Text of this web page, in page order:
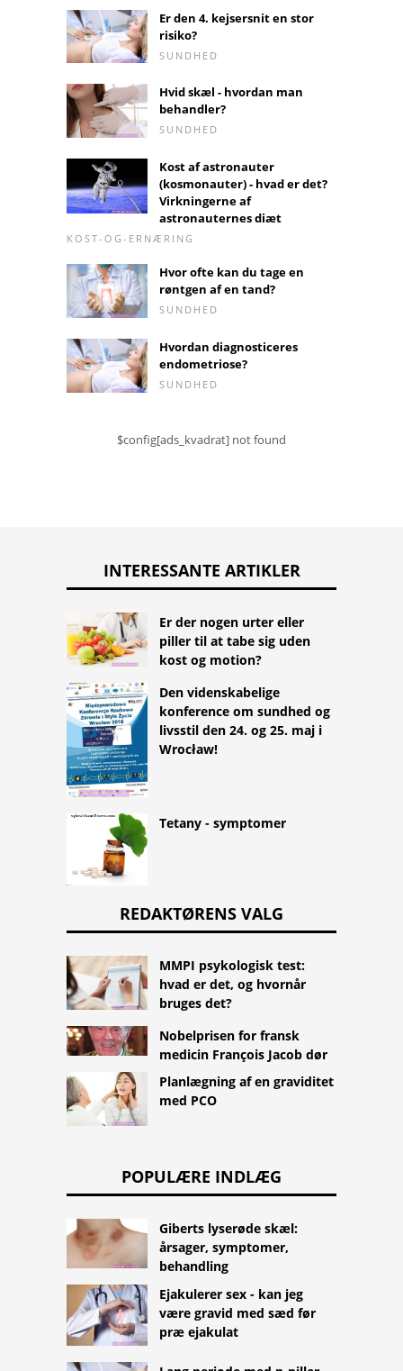
Er den 4. kejsersnit en stor
risiko?
SUNDHED
Hvid skæl - hvordan man
behandler?
SUNDHED
Kost af astronauter
(kosmonauter) - hvad er det?
Virkningerne af
astronauternes diæt
KOST-OG-ERNÆRING
Hvor ofte kan du tage en
røntgen af ​​en tand?
SUNDHED
Hvordan diagnosticeres
endometriose?
SUNDHED
$config[ads_kvadrat] not found
INTERESSANTE ARTIKLER
Er der nogen urter eller
piller til at tabe sig uden
kost og motion?
Den videnskabelige
konference om sundhed og
livsstil den 24. og 25. maj i
Wrocław!
Tetany - symptomer
REDAKTØRENS VALG
MMPI psykologisk test:
hvad er det, og hvornår
bruges det?
Nobelprisen for fransk
medicin François Jacob dør
Planlægning af en graviditet
med PCO
POPULÆRE INDLÆG
Giberts lyserøde skæl:
årsager, symptomer,
behandling
Ejakulerer sex - kan jeg
være gravid med sæd før
præ ejakulat